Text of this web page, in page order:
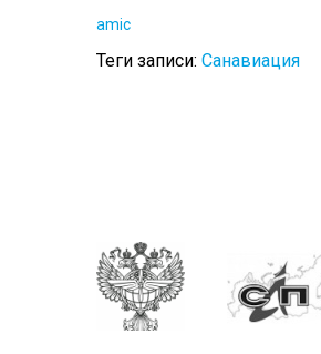
amic
Теги записи: Санавиация